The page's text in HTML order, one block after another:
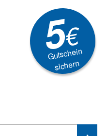
5€
Gutschein
sichern